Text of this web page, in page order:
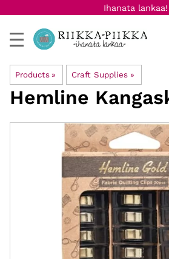
Ihanata lankaa!
Products ‪» Craft Supplies ‪»
Hemline